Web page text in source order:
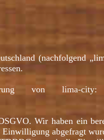
(nachfolgend
von lima-
Wir haben ein
Einwilligung abgefragt